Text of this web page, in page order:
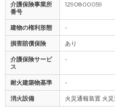
介護保険事業所
番号
1290800059
建物の権利形態 -
損害賠償保険 あり
介護保険サービ
ス
-
耐火建築物基準 -
消火設備 火災通報装置 火